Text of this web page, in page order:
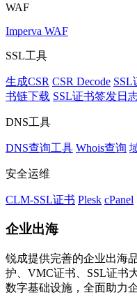
WAF
Imperva WAF
SSL工具
生成CSR CSR Decode SSL
书链下载 SSL证书签发日
DNS工具
DNS查询工具 Whois查询
安全运维
CLM-SSL证书 Plesk cPanel
企业出海
锐成提供完善的企业出海
护、VMC证书、SSL证书
数字基础设施，全面助力